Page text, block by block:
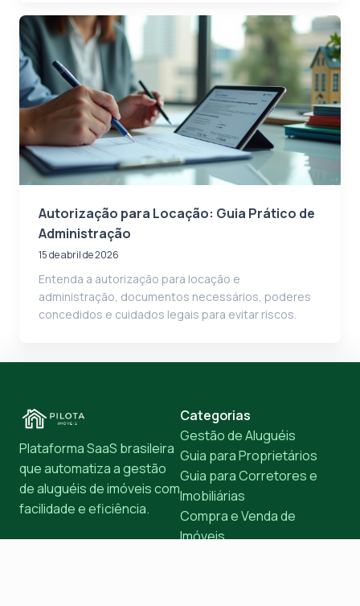
Autorização para Locação: Guia Prático de
Administração
15 de abril de 2026
Entenda a autorização para locação e
administração, documentos necessários, poderes
concedidos e cuidados legais para evitar riscos.
Plataforma SaaS brasileira
que automatiza a gestão
de aluguéis de imóveis com
facilidade e eficiência.
Categorias
Gestão de Aluguéis
Guia para Proprietários
Guia para Corretores e
Imobiliárias
Compra e Venda de
Imóveis